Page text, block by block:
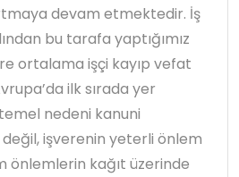
devam etmektedir. İş
bu tarafa yaptığımız
ortalama işçi kayıp vefat
ilk sırada yer
nedeni kanuni
işverenin yeterli önlem
önlemlerin kağıt üzerinde